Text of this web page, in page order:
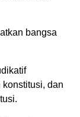
bangsa
dan